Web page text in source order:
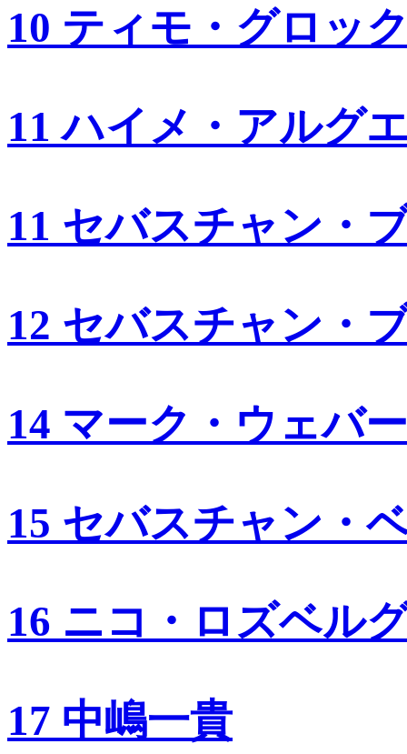
10 ティモ・グロッ
11 ハイメ・アルグ
11 セバスチャン・
12 セバスチャン・
14 マーク・ウェバー
15 セバスチャン・
16 ニコ・ロズベル
17 中嶋一貴